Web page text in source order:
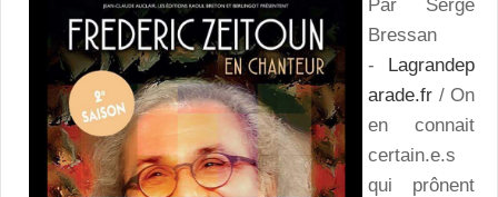
Par Serge
Bressan
- Lagrandep
arade.fr / On
en connait
certain.e.s
qui prônent